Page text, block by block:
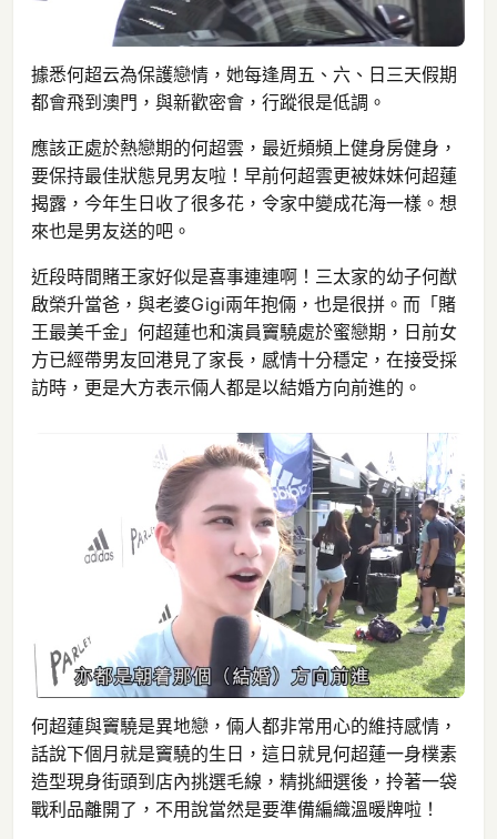
據悉何超云為保護戀情，她每逢周五、六、日三天假期
都會飛到澳門，與新歡密會，行蹤很是低調。
應該正處於熱戀期的何超雲，最近頻頻上健身房健身，
要保持最佳狀態見男友啦！早前何超雲更被妹妹何超蓮
揭露，今年生日收了很多花，令家中變成花海一樣。想
來也是男友送的吧。
近段時間賭王家好似是喜事連連啊！三太家的幼子何猷
啟榮升當爸，與老婆Gigi兩年抱倆，也是很拼。而「賭
王最美千金」何超蓮也和演員竇驍處於蜜戀期，日前女
方已經帶男友回港見了家長，感情十分穩定，在接受採
訪時，更是大方表示倆人都是以結婚方向前進的。
何超蓮與竇驍是異地戀，倆人都非常用心的維持感情，
話說下個月就是竇驍的生日，這日就見何超蓮一身樸素
造型現身街頭到店內挑選毛線，精挑細選後，拎著一袋
戰利品離開了，不用說當然是要準備編織溫暖牌啦！